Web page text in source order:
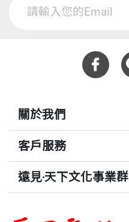
關於我們
客戶服務
遠見‧天下文化事業群